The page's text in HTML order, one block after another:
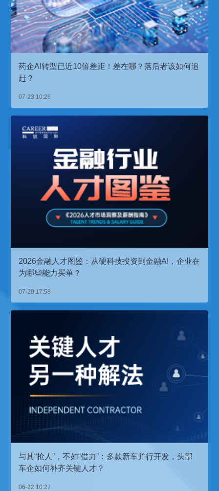
药企AI转型已近10倍差距！差在哪？落后者该如何追
赶？
07-23 10:26
2026金融人才图鉴：从硬科技投资到金融AI，企业在
为哪些能力买单？
07-20 17:58
与其“抢人”，不如“借力”：多款新车并行开发，头部
车企如何补齐关键人才？
06-22 10:27